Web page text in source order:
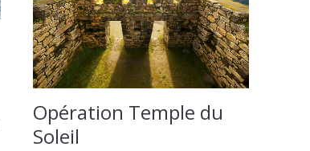
Opération Temple du
Soleil